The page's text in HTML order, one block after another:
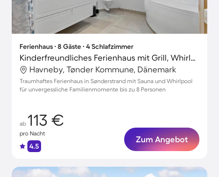
Ferienhaus ∙ 8 Gäste ∙ 4 Schlafzimmer
Kinderfreundliches Ferienhaus mit Grill, Whirlpool und Terrasse | Meerblick | Nah am Strand
Havneby, Tønder Kommune, Dänemark
Traumhaftes Ferienhaus in Sønderstrand mit Sauna und Whirlpool
für unvergessliche Familienmomente bis zu 8 Personen
ab 113 €
pro Nacht
4.5
Zum Angebot